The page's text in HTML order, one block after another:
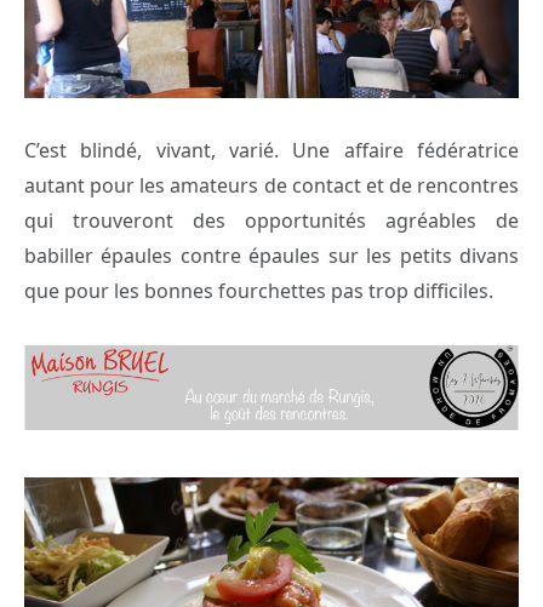
C’est blindé, vivant, varié. Une affaire fédératrice
autant pour les amateurs de contact et de rencontres
qui trouveront des opportunités agréables de
babiller épaules contre épaules sur les petits divans
que pour les bonnes fourchettes pas trop difficiles.